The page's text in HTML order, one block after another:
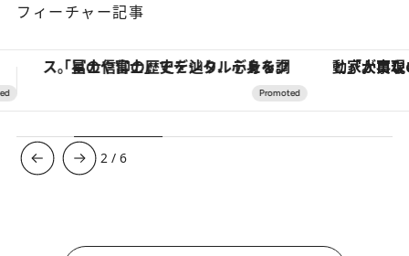
フィーチャー記事
「大事なのは地域の意識を変えること」。ロレックス賞受賞の自然保護活動家が実現させたナイジェリアの自然環境の復活 【銀座で出合う最旬美容】美髪ケアや上質
3 /6